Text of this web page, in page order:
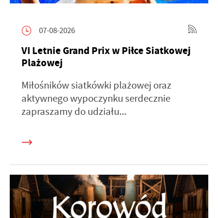
07-08-2026
VI Letnie Grand Prix w Piłce Siatkowej
Plażowej
Miłośników siatkówki plażowej oraz
aktywnego wypoczynku serdecznie
zapraszamy do udziału...